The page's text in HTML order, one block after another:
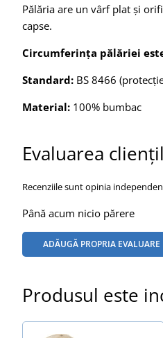
Pălăria are un vârf plat și
capse.
Circumferința pălăriei
Standard: BS 8466
Material: 100% bumbac
Evaluarea
Recenziile sunt opinia
Până acum nicio părere
ADĂUGĂ PROPRIA EVALUARE
Produsul este